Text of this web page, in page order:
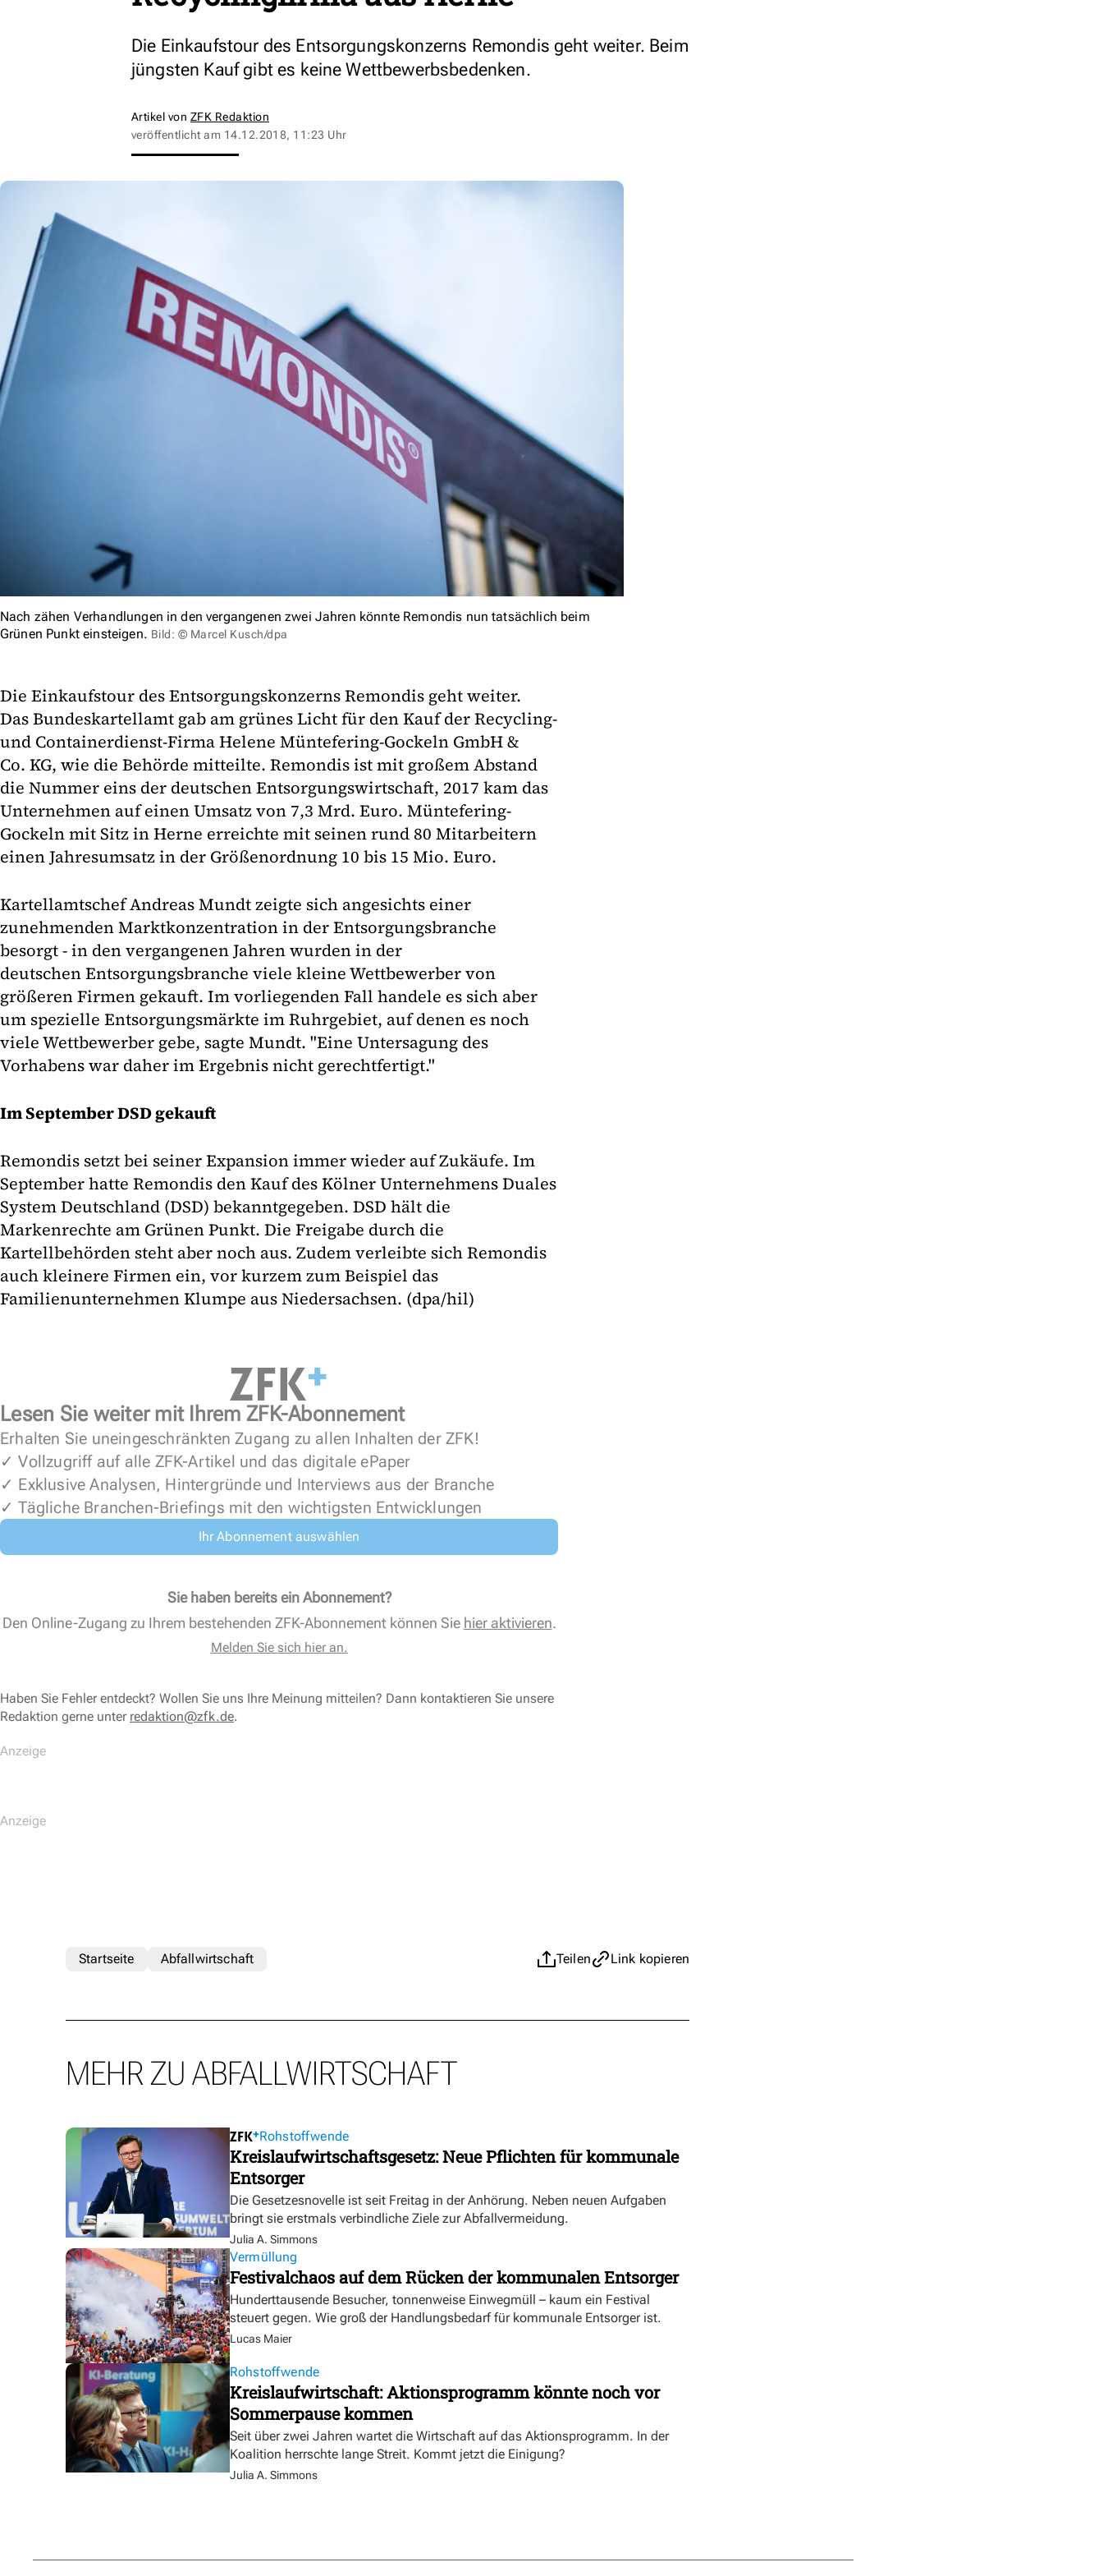
Die Einkaufstour des Entsorgungskonzerns Remondis geht weiter. Beim
jüngsten Kauf gibt es keine Wettbewerbsbedenken.
Artikel von ZFK Redaktion
veröffentlicht am 14.12.2018, 11:23 Uhr
Nach zähen Verhandlungen in den vergangenen zwei Jahren könnte Remondis nun tatsächlich beim
Grünen Punkt einsteigen. Bild: © Marcel Kusch/dpa
Die Einkaufstour des Entsorgungskonzerns Remondis geht weiter.
Das Bundeskartellamt gab am grünes Licht für den Kauf der Recycling-
und Containerdienst-Firma Helene Müntefering-Gockeln GmbH &
Co. KG, wie die Behörde mitteilte. Remondis ist mit großem Abstand
die Nummer eins der deutschen Entsorgungswirtschaft, 2017 kam das
Unternehmen auf einen Umsatz von 7,3 Mrd. Euro. Müntefering-
Gockeln mit Sitz in Herne erreichte mit seinen rund 80 Mitarbeitern
einen Jahresumsatz in der Größenordnung 10 bis 15 Mio. Euro.
Kartellamtschef Andreas Mundt zeigte sich angesichts einer
zunehmenden Marktkonzentration in der Entsorgungsbranche
besorgt - in den vergangenen Jahren wurden in der
deutschen Entsorgungsbranche viele kleine Wettbewerber von
größeren Firmen gekauft. Im vorliegenden Fall handele es sich aber
um spezielle Entsorgungsmärkte im Ruhrgebiet, auf denen es noch
viele Wettbewerber gebe, sagte Mundt. "Eine Untersagung des
Vorhabens war daher im Ergebnis nicht gerechtfertigt."
Im September DSD gekauft
Remondis setzt bei seiner Expansion immer wieder auf Zukäufe. Im
September hatte Remondis den Kauf des Kölner Unternehmens Duales
System Deutschland (DSD) bekanntgegeben. DSD hält die
Markenrechte am Grünen Punkt. Die Freigabe durch die
Kartellbehörden steht aber noch aus. Zudem verleibte sich Remondis
auch kleinere Firmen ein, vor kurzem zum Beispiel das
Familienunternehmen Klumpe aus Niedersachsen. (dpa/hil)
Lesen Sie weiter mit Ihrem ZFK-Abonnement
Erhalten Sie uneingeschränkten Zugang zu allen Inhalten der ZFK!
✓ Vollzugriff auf alle ZFK-Artikel und das digitale ePaper
✓ Exklusive Analysen, Hintergründe und Interviews aus der Branche
✓ Tägliche Branchen-Briefings mit den wichtigsten Entwicklungen
Ihr Abonnement auswählen
Sie haben bereits ein Abonnement?
Den Online-Zugang zu Ihrem bestehenden ZFK-Abonnement können Sie hier aktivieren.
Melden Sie sich hier an.
Haben Sie Fehler entdeckt? Wollen Sie uns Ihre Meinung mitteilen? Dann kontaktieren Sie unsere
Redaktion gerne unter redaktion@zfk.de.
Teilen Link kopieren
Startseite Abfallwirtschaft
MEHR ZU ABFALLWIRTSCHAFT
Rohstoffwende
Kreislaufwirtschaftsgesetz: Neue Pflichten für kommunale
Entsorger
Die Gesetzesnovelle ist seit Freitag in der Anhörung. Neben neuen Aufgaben
bringt sie erstmals verbindliche Ziele zur Abfallvermeidung.
Julia A. Simmons
Vermüllung
Festivalchaos auf dem Rücken der kommunalen Entsorger
Hunderttausende Besucher, tonnenweise Einwegmüll – kaum ein Festival
steuert gegen. Wie groß der Handlungsbedarf für kommunale Entsorger ist.
Lucas Maier
Rohstoffwende
Kreislaufwirtschaft: Aktionsprogramm könnte noch vor
Sommerpause kommen
Seit über zwei Jahren wartet die Wirtschaft auf das Aktionsprogramm. In der
Koalition herrschte lange Streit. Kommt jetzt die Einigung?
Julia A. Simmons